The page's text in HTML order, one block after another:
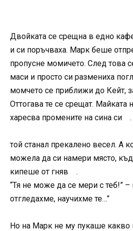
Двойката се срещна в едно
и си поръчваха. Марк беше
пропусне момичето. След това
маси и просто си размениха
момчето се приближи до Кейт,
Оттогава те се срещат. Майката
харесва промените на сина си .
той станал прекалено весел. А
можела да си намери място,
кипеше от гняв .
“Тя не може да се мери с теб!”
отгледахме, научихме те…”
Но на Марк не му пукаше какво